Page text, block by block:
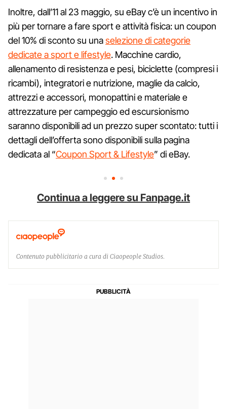
Inoltre, dall’11 al 23 maggio, su eBay c’è un incentivo in
più per tornare a fare sport e attività fisica: un coupon
del 10% di sconto su unaselezione di categorie
dedicate a sport e lifestyle. Macchine cardio,
allenamento di resistenza e pesi, biciclette (compresi i
ricambi), integratori e nutrizione, maglie da calcio,
attrezzi e accessori, monopattini e materiale e
attrezzature per campeggio ed escursionismo
saranno disponibili ad un prezzo super scontato: tutti i
dettagli dell’offerta sono disponibili sulla pagina
dedicata al “Coupon Sport & Lifestyle” di eBay.
Continua a leggere su Fanpage.it
Contenuto pubblicitario a cura di Ciaopeople Studios.